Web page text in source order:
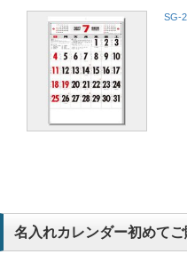
SG-
名入れカレンダー初めて